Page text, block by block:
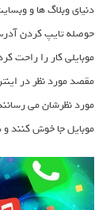
دنیای وبلاگ ها و
حوصله تایپ کردن
موبایلی کار را راحت
مقصد مورد نظر در
مورد نظرشان می
موبایل جا خوش کنند